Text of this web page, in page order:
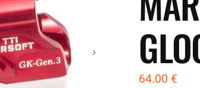
64.00 €